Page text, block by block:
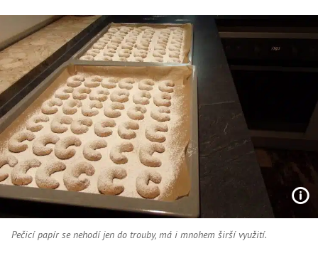
Pečicí papír se nehodí jen do trouby, má i mnohem širší využití.